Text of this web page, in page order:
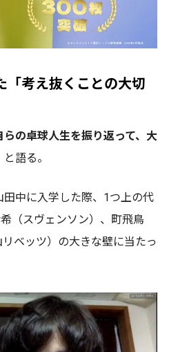
「考え抜くことの大切
らの卓球人生を振り返って、大
と語る。
中に入学した際、1つ上の代
（スヴェンソン）、町飛鳥
リベッツ）の大きな壁に当たっ